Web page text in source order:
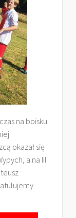
na boisku.
okazał się
a na III